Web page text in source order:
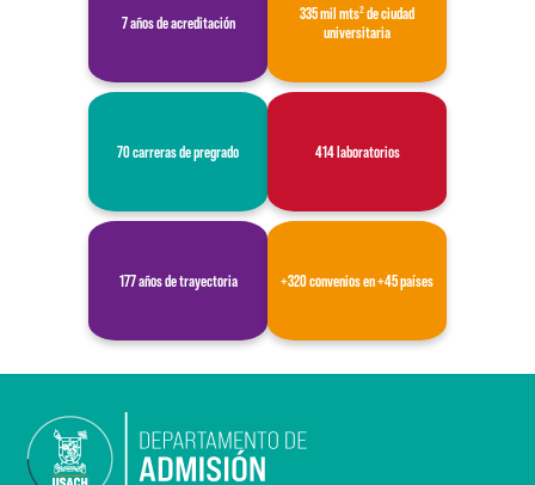
7 años de acreditación
335 mil mts² de ciudad
universitaria
70 carreras de pregrado 414 laboratorios
177 años de trayectoria +320 convenios en +45 países